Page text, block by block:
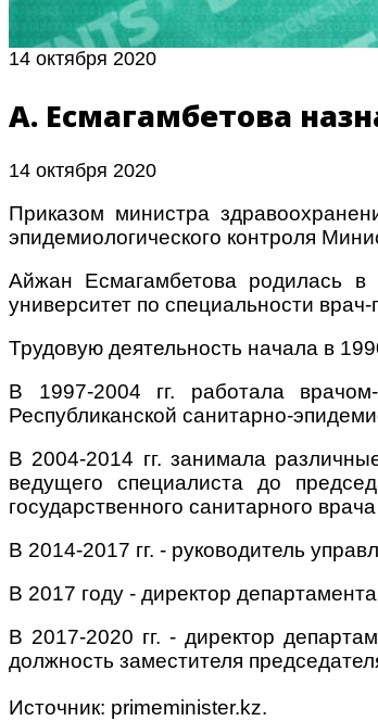
14 октября 2020
А. Есмагамбетова
14 октября 2020
Приказом министра
эпидемиологического контроля
Айжан Есмагамбетова родилась в
университет по специальности врач-
Трудовую деятельность начала в
В 1997-2004 гг. работала
Республиканской санитарно-
В 2004-2014 гг. занимала
ведущего специалиста до
государственного санитарного
В 2014-2017 гг. - руководитель
В 2017 году - директор
В 2017-2020 гг. - директор
должность заместителя
Источник: primeminister.kz.